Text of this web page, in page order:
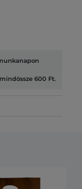
600 Ft.